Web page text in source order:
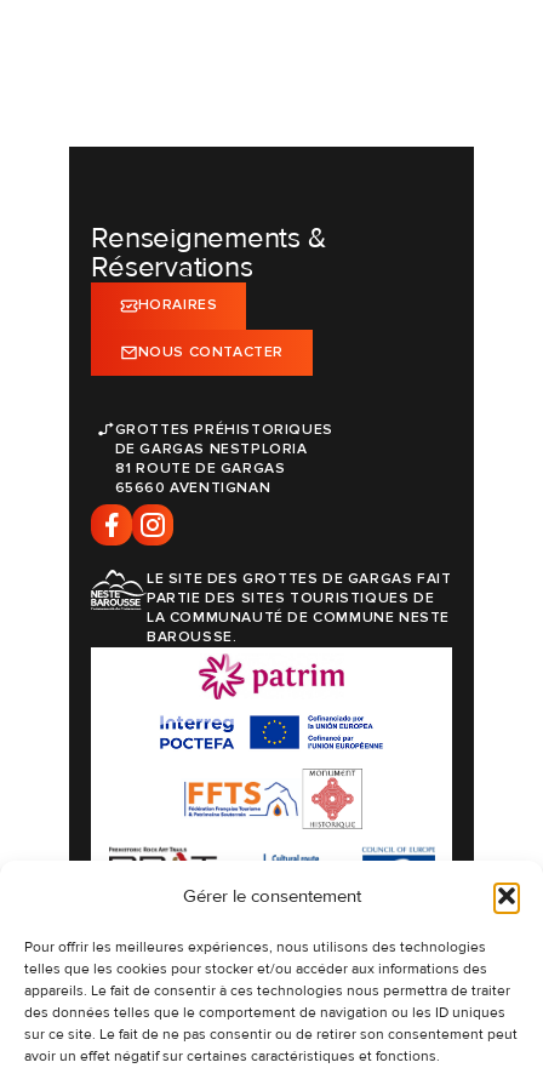
Gérer le consentement
Pour offrir les meilleures expériences, nous utilisons des technologies
telles que les cookies pour stocker et/ou accéder aux informations des
appareils. Le fait de consentir à ces technologies nous permettra de traiter
des données telles que le comportement de navigation ou les ID uniques
sur ce site. Le fait de ne pas consentir ou de retirer son consentement peut
avoir un effet négatif sur certaines caractéristiques et fonctions.
Renseignements &
Réservations
HORAIRES
NOUS CONTACTER
GROTTES PRÉHISTORIQUES
DE GARGAS NESTPLORIA
81 ROUTE DE GARGAS
65660 AVENTIGNAN
LE SITE DES GROTTES DE GARGAS FAIT
PARTIE DES SITES TOURISTIQUES DE
LA COMMUNAUTÉ DE COMMUNE NESTE
BAROUSSE.
Mentions légalesPolitique de confidentialité
Politique de cookiesPlan du site
©2026 Les Grottes préhistoriques de Gargas
espaces naturels authentiques ornés de
dessins millénaires.
Design & Développement - CETIR